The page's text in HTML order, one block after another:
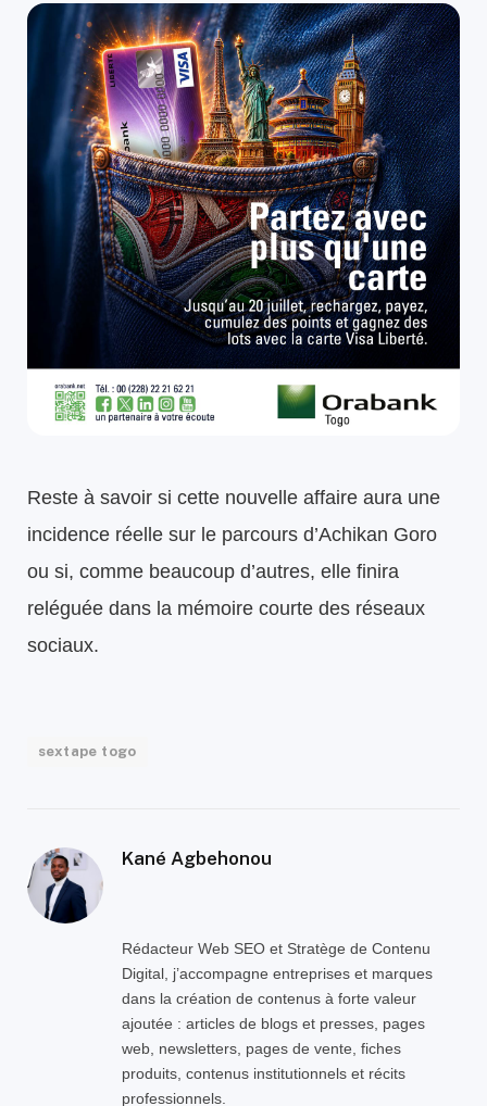
Reste à savoir si cette nouvelle affaire aura une
incidence réelle sur le parcours d’Achikan Goro
ou si, comme beaucoup d’autres, elle finira
reléguée dans la mémoire courte des réseaux
sociaux.
sextape togo
Kané Agbehonou
Rédacteur Web SEO et Stratège de Contenu
Digital, j’accompagne entreprises et marques
dans la création de contenus à forte valeur
ajoutée : articles de blogs et presses, pages
web, newsletters, pages de vente, fiches
produits, contenus institutionnels et récits
professionnels.